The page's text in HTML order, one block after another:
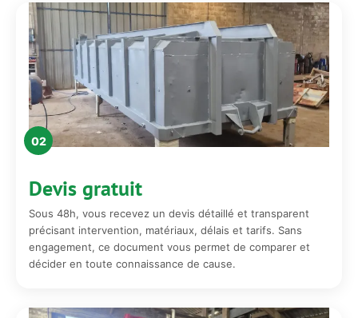
02
Devis gratuit
Sous 48h, vous recevez un devis détaillé et transparent
précisant intervention, matériaux, délais et tarifs. Sans
engagement, ce document vous permet de comparer et
décider en toute connaissance de cause.